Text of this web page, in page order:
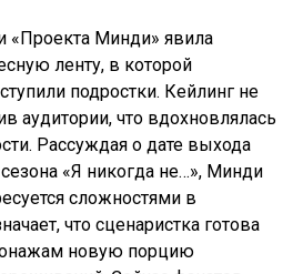
«Проекта Минди» явила
ленту, в которой
подростки. Кейлинг не
аудитории, что вдохновлялась
Рассуждая о дате выхода
«Я никогда не…», Минди
сложностями в
что сценаристка готова
новую порцию